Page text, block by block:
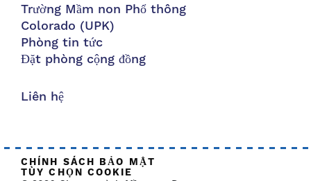
Trường Mầm non Phổ thông
Colorado (UPK)
Phòng tin tức
Đặt phòng cộng đồng
Liên hệ
CHÍNH SÁCH BẢO MẬT
TÙY CHỌN COOKIE